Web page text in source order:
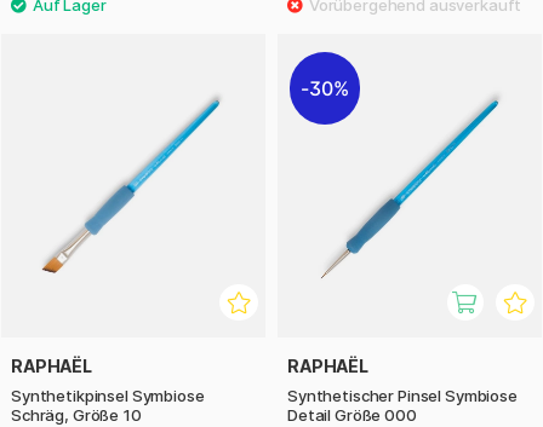
RAPHAËL
Synthetikpinsel Symbiose
Schräg, Größe 10
30%
RAPHAËL
Synthetischer Pinsel Symbiose
Detail Größe 000